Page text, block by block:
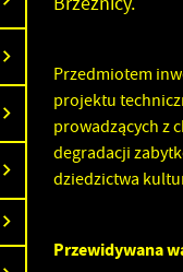
Przedmiotem
projektu
prowadzących z
degradacji
dziedzictwa
Przewidywana